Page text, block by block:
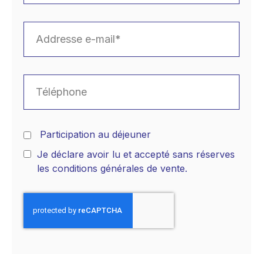
Participation au déjeuner
Je déclare avoir lu et accepté sans réserves
les conditions générales de vente.